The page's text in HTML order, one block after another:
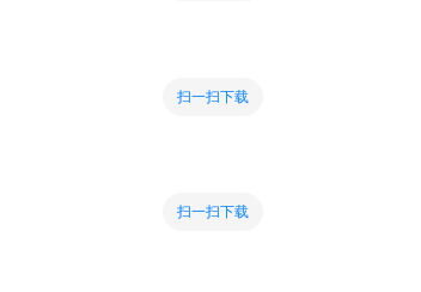
扫一扫下载
扫一扫下载